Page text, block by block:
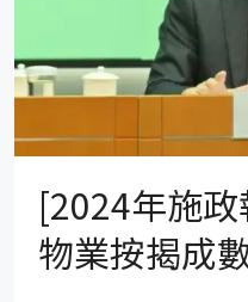
[2024年施
物業按揭成